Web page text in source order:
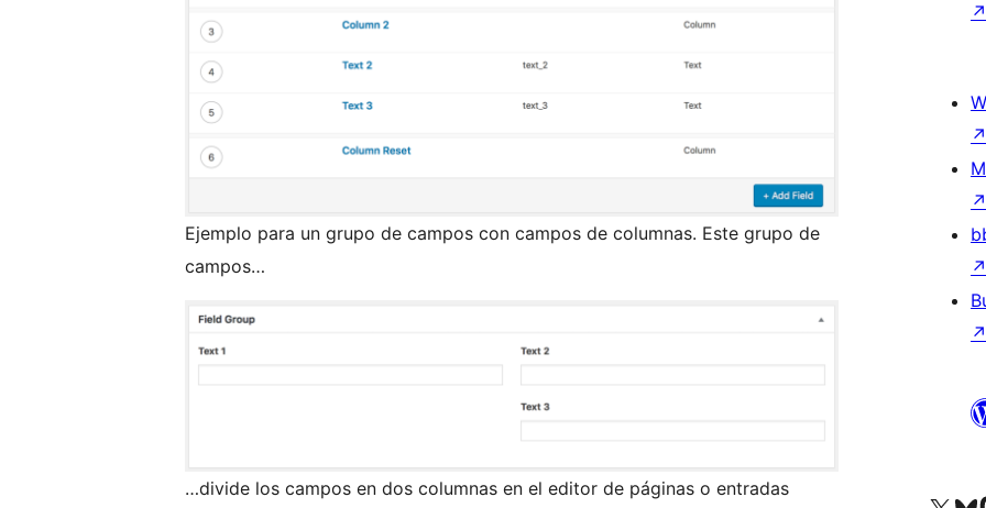
Ejemplo para un grupo de campos con campos de columnas. Este grupo de
campos…
…divide los campos en dos columnas en el editor de páginas o entradas
↗
↗
↗
↗
↗